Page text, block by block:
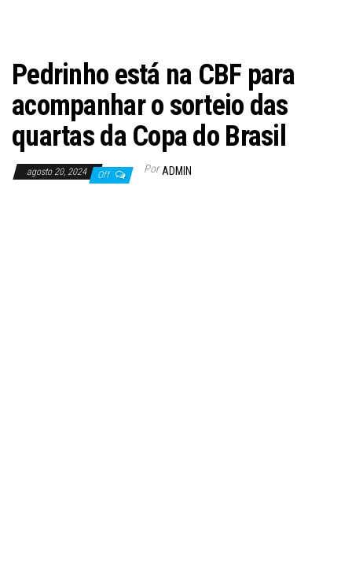
Pedrinho está na CBF para
acompanhar o sorteio das
quartas da Copa do Brasil
agosto 20, 2024 Off Por ADMIN